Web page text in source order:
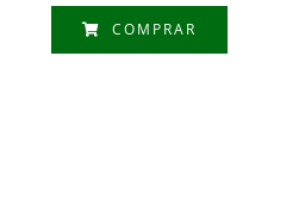
COMPRAR